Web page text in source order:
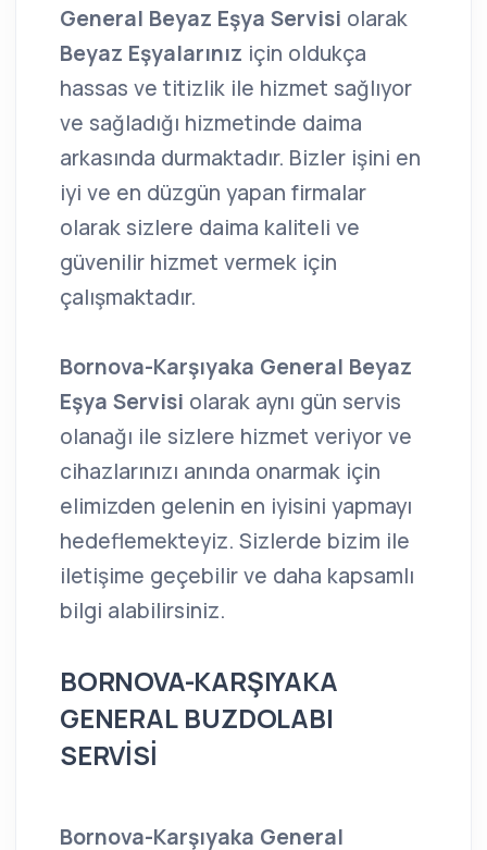
General Beyaz Eşya Servisi olarak
Beyaz Eşyalarınız için oldukça
hassas ve titizlik ile hizmet sağlıyor
ve sağladığı hizmetinde daima
arkasında durmaktadır. Bizler işini en
iyi ve en düzgün yapan firmalar
olarak sizlere daima kaliteli ve
güvenilir hizmet vermek için
çalışmaktadır.
Bornova-Karşıyaka General Beyaz
Eşya Servisi olarak aynı gün servis
olanağı ile sizlere hizmet veriyor ve
cihazlarınızı anında onarmak için
elimizden gelenin en iyisini yapmayı
hedeflemekteyiz. Sizlerde bizim ile
iletişime geçebilir ve daha kapsamlı
bilgi alabilirsiniz.
BORNOVA-KARŞIYAKA
GENERAL BUZDOLABI
SERVİSİ
Bornova-Karşıyaka General